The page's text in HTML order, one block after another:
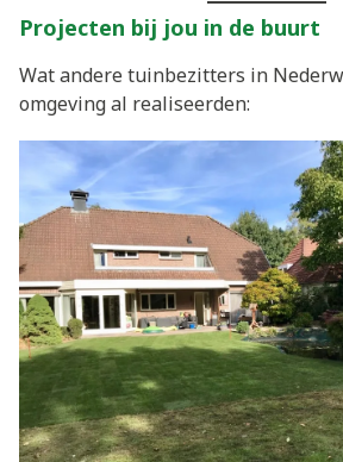
Projecten bij jou in de buurt
Wat andere tuinbezitters in
omgeving al realiseerden: